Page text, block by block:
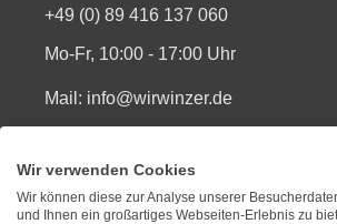
+49 (0) 89 416 137 060
Mo-Fr, 10:00 - 17:00 Uhr
Mail: info@wirwinzer.de
SIE FINDEN UNS AUCH AUF
Wir verwenden Cookies
Wir können diese zur Analyse unserer
und Ihnen ein großartiges Webseiten-Erlebnis zu